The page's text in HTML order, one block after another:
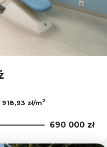
918,93 zł/m2
690 000 zł